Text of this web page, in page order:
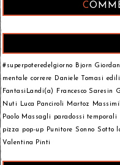
#superpoteredelgiorno Bjorn
mentale correre Daniele Tomasi
FantasiLandi(a)
Francesco Saresin
Nuti
Luca Panciroli Martoz
Paolo Massagli
paradossi temporali
pizza
pop-up Punitore Sonno Sotto
Valentina Pinti